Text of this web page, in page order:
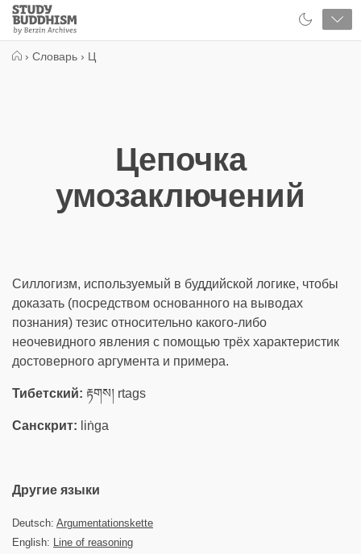
Close
Study
Buddhism
› Словарь › Ц
Цепочка
умозаключений
Силлогизм, используемый в буддийской логике, чтобы
доказать (посредством основанного на выводах
познания) тезис относительно какого-либо
неочевидного явления с помощью трёх характеристик
достоверного аргумента и примера.
Тибетский: རྟགས། rtags
Санскрит: liṅga
Другие языки
Deutsch: Argumentationskette
English: Line of reasoning